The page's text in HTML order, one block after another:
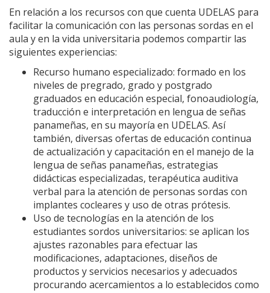
En relación a los recursos con que cuenta UDELAS para
facilitar la comunicación con las personas sordas en el
aula y en la vida universitaria podemos compartir las
siguientes experiencias:
Recurso humano especializado: formado en los
niveles de pregrado, grado y postgrado
graduados en educación especial, fonoaudiología,
traducción e interpretación en lengua de señas
panameñas, en su mayoría en UDELAS. Así
también, diversas ofertas de educación continua
de actualización y capacitación en el manejo de la
lengua de señas panameñas, estrategias
didácticas especializadas, terapéutica auditiva
verbal para la atención de personas sordas con
implantes cocleares y uso de otras prótesis.
Uso de tecnologías en la atención de los
estudiantes sordos universitarios: se aplican los
ajustes razonables para efectuar las
modificaciones, adaptaciones, diseños de
productos y servicios necesarios y adecuados
procurando acercamientos a lo establecidos como